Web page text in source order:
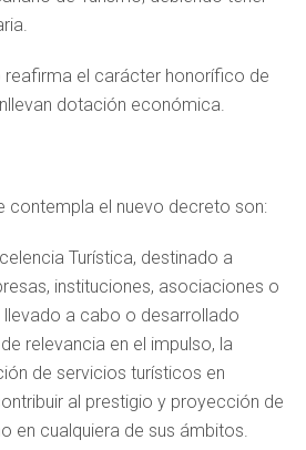
el carácter honorífico de
dotación económica.
contempla el nuevo decreto son:
Turística, destinado a
instituciones, asociaciones o
llevado a cabo o desarrollado
relevancia en el impulso, la
de servicios turísticos en
al prestigio y proyección de
en cualquiera de sus ámbitos.